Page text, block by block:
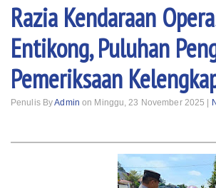
Razia Kendaraan
Entikong, Puluhan
Pemeriksaan
Penulis ByAdmin on Minggu, 23 November 2025 |